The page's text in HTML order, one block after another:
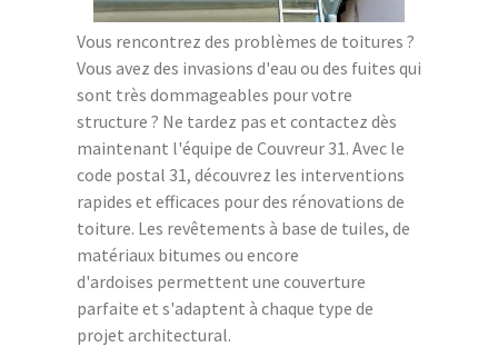
Vous rencontrez des problèmes de toitures ?
Vous avez des invasions d'eau ou des fuites qui
sont très dommageables pour votre
structure ? Ne tardez pas et contactez dès
maintenant l'équipe de Couvreur 31. Avec le
code postal 31, découvrez les interventions
rapides et efficaces pour des rénovations de
toiture. Les revêtements à base de tuiles, de
matériaux bitumes ou encore
d'ardoises permettent une couverture
parfaite et s'adaptent à chaque type de
projet architectural.